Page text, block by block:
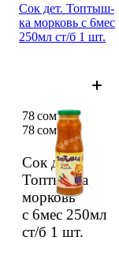
Сок дет. Топтыш­
ка морковь с 6мес
250мл ст/б 1 шт.
Сок дет.
Топтыш­ка
морковь
с 6мес 250мл
ст/б 1 шт.
78 сом
78 сом